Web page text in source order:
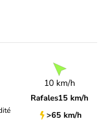
10 km/h
Rafales15 km/h
>65 km/h